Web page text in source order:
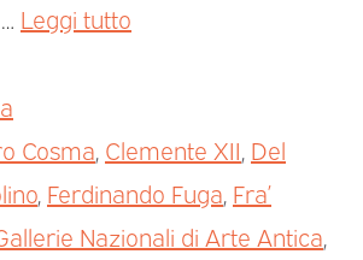
Leggi tutto
Cosma Clemente XII Del
Ferdinando Fuga Fra’
Nazionali di Arte Antica